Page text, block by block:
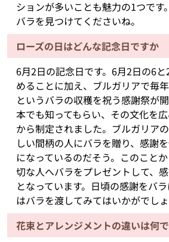
ションが多いことも魅力の1つです
バラを見つけてくださいね。
ローズの日はどんな記念日ですか
6月2日の記念日です。6月2日の6
めることに加え、ブルガリアで毎
というバラの収穫を祝う感謝祭が
本でも知ってもらい、その文化を
から制定されました。ブルガリア
しい間柄の人にバラを贈り、感謝
になっているのだそう。このこと
切な人へバラをプレゼントして、
となっています。日頃の感謝をバ
はバラを渡してみてはいかがでしょ
花束とアレンジメントの違いは何